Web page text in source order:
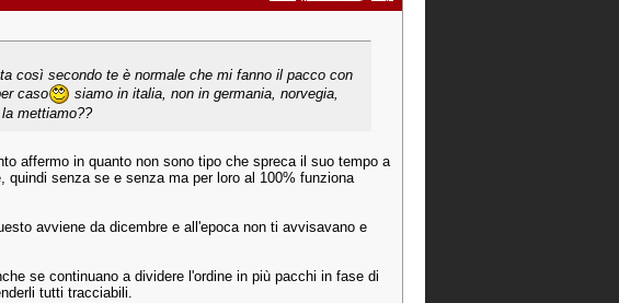
così secondo te è normale che mi fanno il pacco con
caso
siamo in italia, non in germania, norvegia,
mettiamo??
affermo in quanto non sono tipo che spreca il suo tempo a
senza se e senza ma per loro al 100% funziona
avviene da dicembre e all'epoca non ti avvisavano e
se continuano a dividere l'ordine in più pacchi in fase di
tutti tracciabili.